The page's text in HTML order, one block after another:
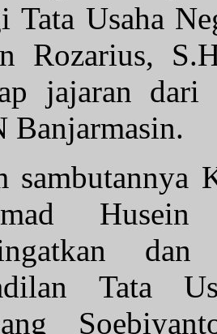
Tata Usaha
Rozarius,
jajaran
Banjarmasin.
sambutannya
Tata